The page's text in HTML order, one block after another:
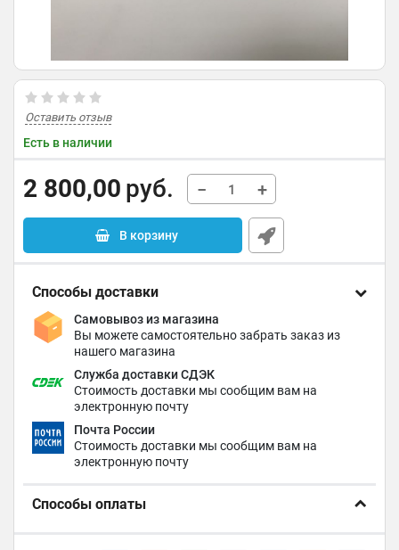
Оставить отзыв
Есть в наличии
2 800,00 руб. − +
В корзину
Способы доставки
Самовывоз из магазина
Вы можете самостоятельно забрать заказ из
нашего магазина
Служба доставки СДЭК
Стоимость доставки мы сообщим вам на
электронную почту
Почта России
Стоимость доставки мы сообщим вам на
электронную почту
Способы оплаты